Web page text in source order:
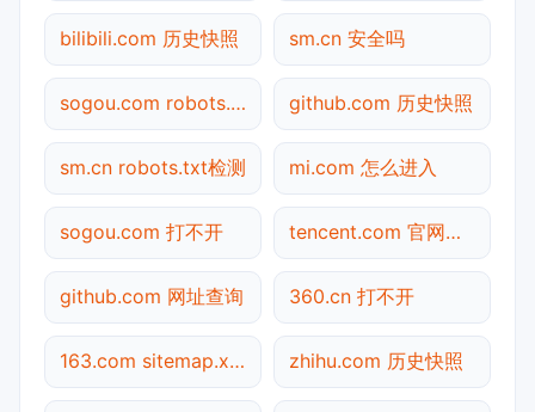
bilibili.com 历史快照 sm.cn 安全吗
sogou.com robots.txt检测 github.com 历史快照
sm.cn robots.txt检测 mi.com 怎么进入
sogou.com 打不开 tencent.com 官网入口
github.com 网址查询 360.cn 打不开
163.com sitemap.xml检测 zhihu.com 历史快照